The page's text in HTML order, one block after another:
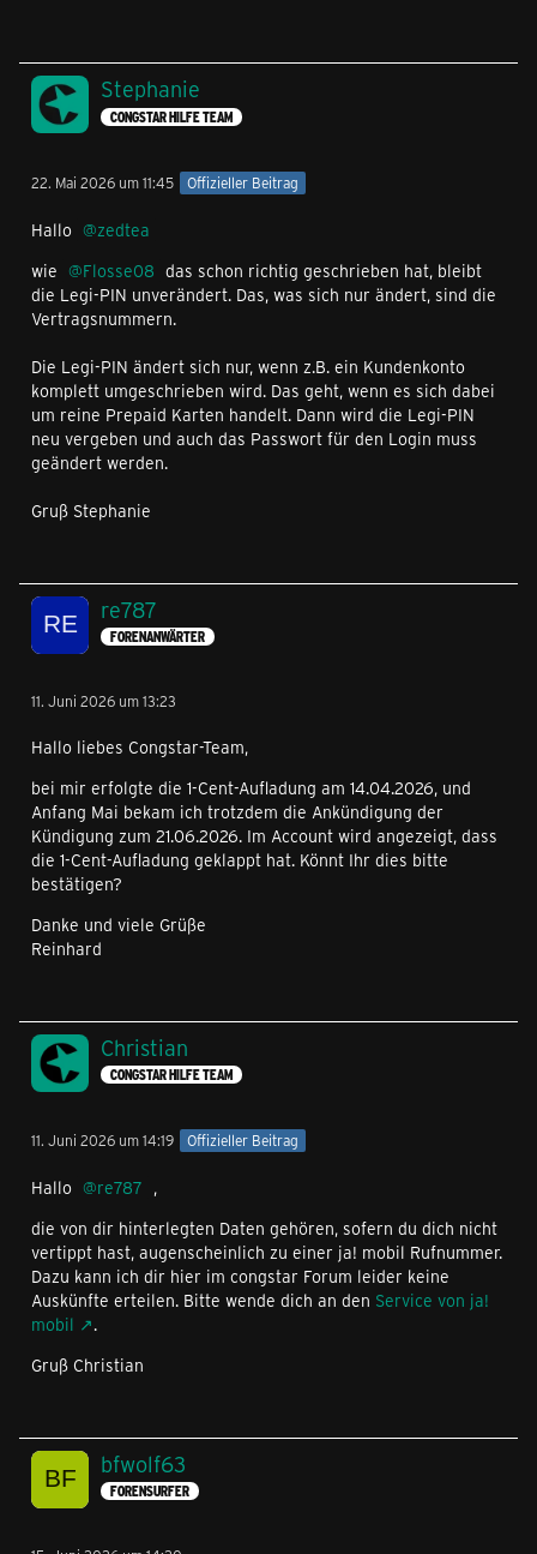
Stephanie
CONGSTAR HILFE TEAM
22. Mai 2026 um 11:45 Offizieller Beitrag
Hallo
zedtea
wie
Flosse08 das schon richtig geschrieben hat, bleibt
die Legi-PIN unverändert. Das, was sich nur ändert, sind die
Vertragsnummern.
Die Legi-PIN ändert sich nur, wenn z.B. ein Kundenkonto
komplett umgeschrieben wird. Das geht, wenn es sich dabei
um reine Prepaid Karten handelt. Dann wird die Legi-PIN
neu vergeben und auch das Passwort für den Login muss
geändert werden.
Gruß Stephanie
re787
FORENANWÄRTER
11. Juni 2026 um 13:23
Hallo liebes Congstar-Team,
bei mir erfolgte die 1-Cent-Aufladung am 14.04.2026, und
Anfang Mai bekam ich trotzdem die Ankündigung der
Kündigung zum 21.06.2026. Im Account wird angezeigt, dass
die 1-Cent-Aufladung geklappt hat. Könnt Ihr dies bitte
bestätigen?
Danke und viele Grüße
Reinhard
Christian
CONGSTAR HILFE TEAM
11. Juni 2026 um 14:19 Offizieller Beitrag
Hallo re787 ,
die von dir hinterlegten Daten gehören, sofern du dich nicht
vertippt hast, augenscheinlich zu einer ja! mobil Rufnummer.
Dazu kann ich dir hier im congstar Forum leider keine
Auskünfte erteilen. Bitte wende dich an den Service von ja!
mobil
.
Gruß Christian
bfwolf63
FORENSURFER